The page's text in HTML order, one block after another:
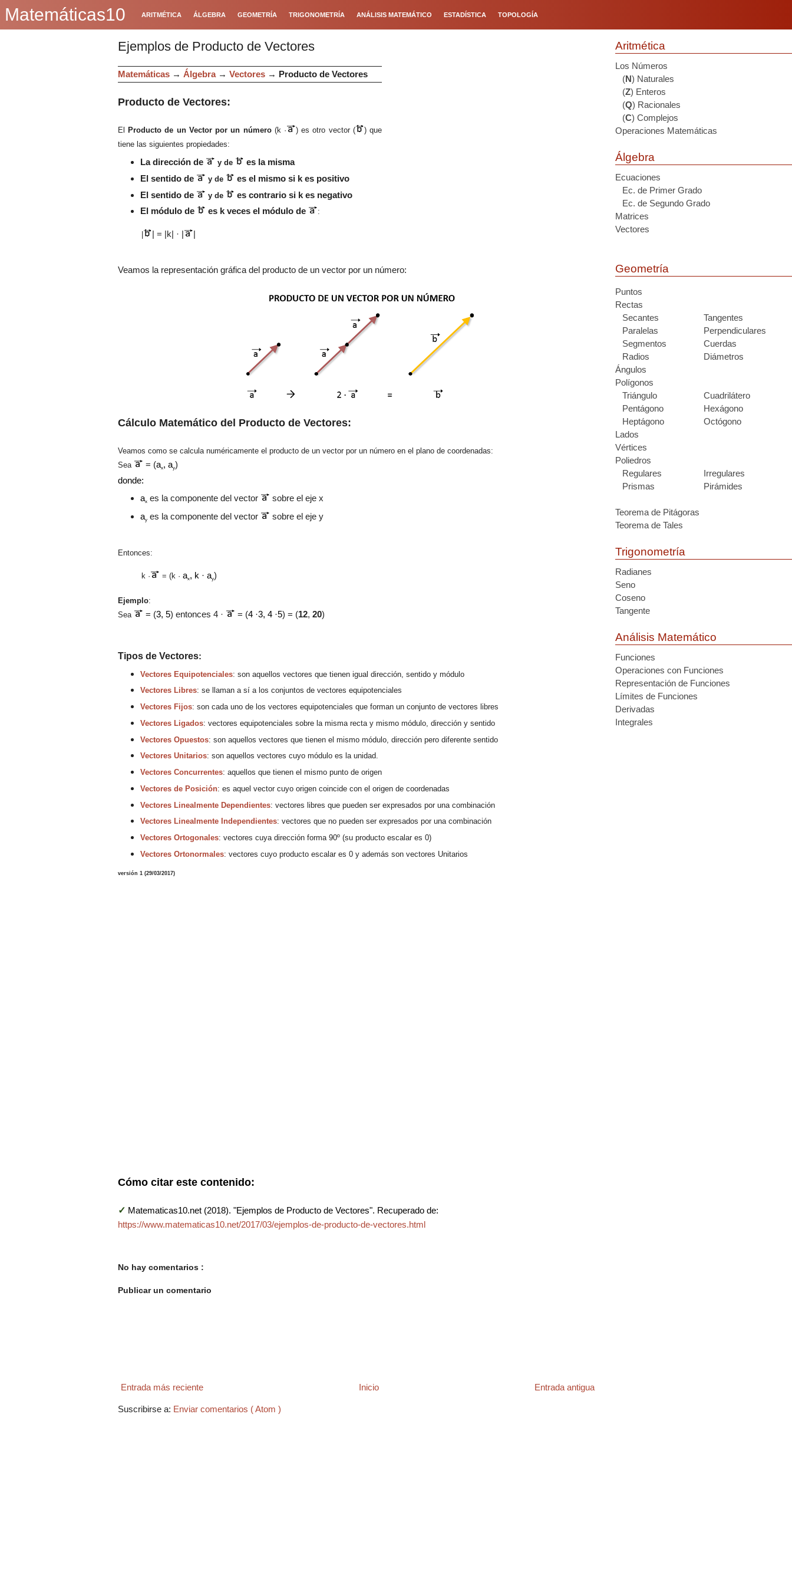
Matemáticas10 ARITMÉTICA ÁLGEBRA GEOMETRÍA TRIGONOMETRÍA ANÁLISIS MATEMÁTICO ESTADÍSTICA TOPOLOGÍA
Ejemplos de Producto de Vectores
Matemáticas → Álgebra→ Vectores → Producto de Vectores
Producto de Vectores:
ElProducto de un Vector por un número (k · ) es otro vector (
) que
tiene las siguientes propiedades:
La dirección de y de
es la misma
El sentido de
y de
es el mismo si k es positivo
El sentido de
y de
es contrario si k es negativo
El módulo de
es k veces el módulo de :
| = |k| · | |
Veamos la representación gráfica del producto de un vector por un número:
Cálculo Matemático del Producto de Vectores:
Veamos como se calcula numéricamente el producto de un vector por un número en el plano de coordenadas:
Sea
= (ax, ay)
donde:
ax es la componente del vector
sobre el eje x
ay es la componente del vector sobre el eje y
Entonces:
k · = (k · ax, k · ay)
Ejemplo:
Sea
= (3, 5) entonces 4 · = (4 ·3, 4 ·5) = (12, 20)
Tipos de Vectores:
Vectores Equipotenciales: son aquellos vectores que tienen igual dirección, sentido y módulo
Vectores Libres: se llaman a sí a los conjuntos de vectores equipotenciales
Vectores Fijos: son cada uno de los vectores equipotenciales que forman un conjunto de vectores libres
Vectores Ligados: vectores equipotenciales sobre la misma recta y mismo módulo, dirección y sentido
Vectores Opuestos: son aquellos vectores que tienen el mismo módulo, dirección pero diferente sentido
Vectores Unitarios: son aquellos vectores cuyo módulo es la unidad.
Vectores Concurrentes: aquellos que tienen el mismo punto de origen
Vectores de Posición: es aquel vector cuyo origen coincide con el origen de coordenadas
Vectores Linealmente Dependientes: vectores libres que pueden ser expresados por una combinación
Vectores Linealmente Independientes: vectores que no pueden ser expresados por una combinación
Vectores Ortogonales: vectores cuya dirección forma90º(su producto escalar es 0)
Vectores Ortonormales: vectores cuyo producto escalar es 0 y además son vectores Unitarios
versión 1 (29/03/2017)
Cómo citar este contenido:
✓ Matematicas10.net (2018). "Ejemplos de Producto de Vectores". Recuperado de:
https://www.matematicas10.net/2017/03/ejemplos-de-producto-de-vectores.html
No hay comentarios :
Publicar un comentario
Entrada más reciente Entrada antigua
Inicio
Suscribirse a: Enviar comentarios ( Atom )
Aritmética
Los Números
(N) Naturales
(Z) Enteros
(Q) Racionales
(C) Complejos
Operaciones Matemáticas
Álgebra
Ecuaciones
Ec. de Primer Grado
Ec. de Segundo Grado
Matrices
Vectores
Geometría
Puntos
Rectas
Secantes
Tangentes
Paralelas
Perpendiculares
Segmentos
Cuerdas
Radios
Diámetros
Ángulos
Polígonos
Triángulo
Cuadrilátero
Pentágono
Hexágono
Heptágono
Octógono
Lados
Vértices
Poliedros
Regulares
Irregulares
Prismas
Pirámides
Teorema de Pitágoras
Teorema de Tales
Trigonometría
Radianes
Seno
Coseno
Tangente
Análisis Matemático
Funciones
Operaciones con Funciones
Representación de Funciones
Límites de Funciones
Derivadas
Integrales